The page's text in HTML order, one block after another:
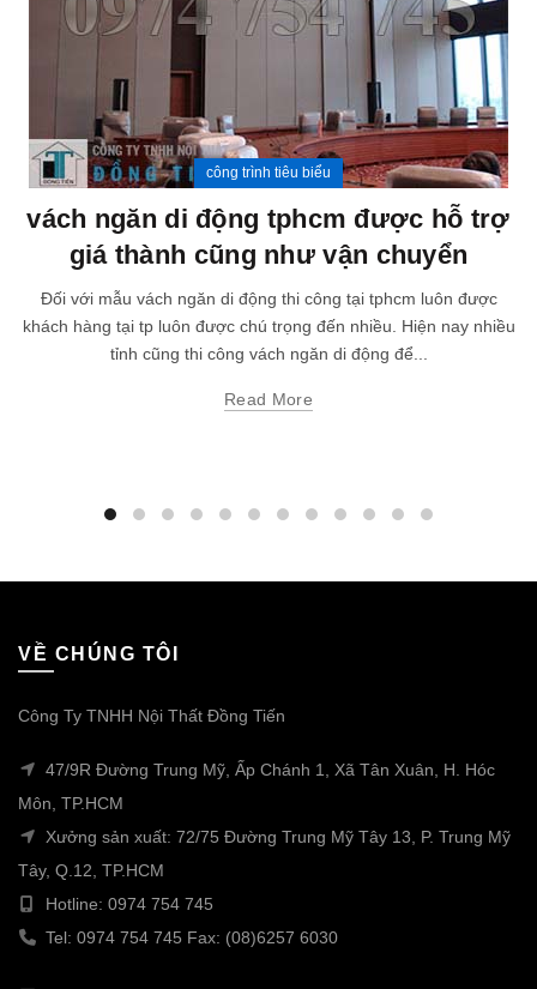
công trình tiêu biểu
vách ngăn di động tphcm được hỗ trợ
giá thành cũng như vận chuyển
Đối với mẫu vách ngăn di động thi công tại tphcm luôn được
khách hàng tại tp luôn được chú trọng đến nhiều. Hiện nay nhiều
tỉnh cũng thi công vách ngăn di động để...
Read More
VỀ CHÚNG TÔI
Công Ty TNHH Nội Thất Đồng Tiến
47/9R Đường Trung Mỹ, Ấp Chánh 1, Xã Tân Xuân, H. Hóc
Môn, TP.HCM
Xưởng sản xuất: 72/75 Đường Trung Mỹ Tây 13, P. Trung Mỹ
Tây, Q.12, TP.HCM
Hotline: 0974 754 745
Tel: 0974 754 745 Fax: (08)6257 6030